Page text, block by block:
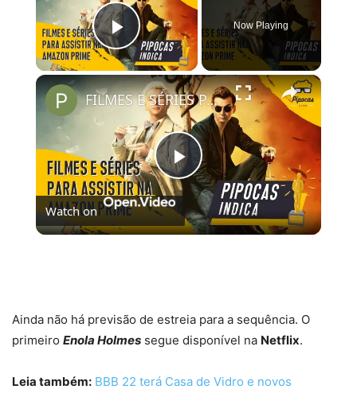
Play Video
Now Playing
×
Play
Video
FILMES E SÉRIES PARA ASSISTIR NO AMAZON PRIME VIDEO | #PipocasIndica 7
Watch on
Ainda não há previsão de estreia para a sequência. O
primeiro Enola Holmes segue disponível na Netflix.
Leia também: BBB 22 terá Casa de Vidro e novos